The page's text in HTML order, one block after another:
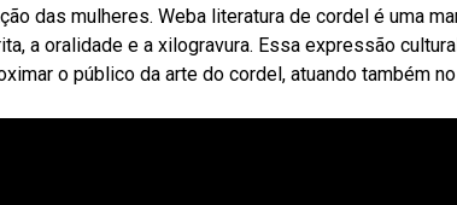
das mulheres. Weba literatura de cordel é uma
a oralidade e a xilogravura. Essa expressão
o público da arte do cordel, atuando também